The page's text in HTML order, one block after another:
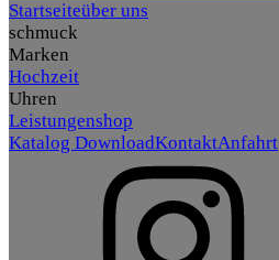
Startseiteüber uns
schmuck
Marken
Hochzeit
Uhren
Leistungenshop
Katalog DownloadKontaktAnfahrt